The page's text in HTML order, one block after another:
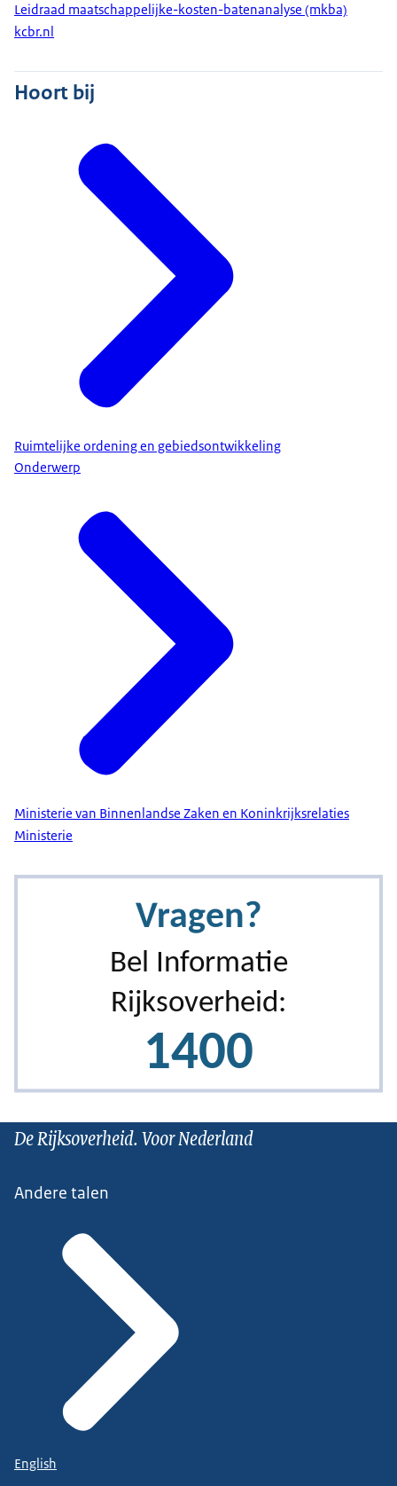
Leidraad maatschappelijke-kosten-batenanalyse (mkba)
kcbr.nl
Hoort bij
Ruimtelijke ordening en gebiedsontwikkeling
Onderwerp
Ministerie van Binnenlandse Zaken en Koninkrijksrelaties
Ministerie
De Rijksoverheid. Voor Nederland
Andere talen
English